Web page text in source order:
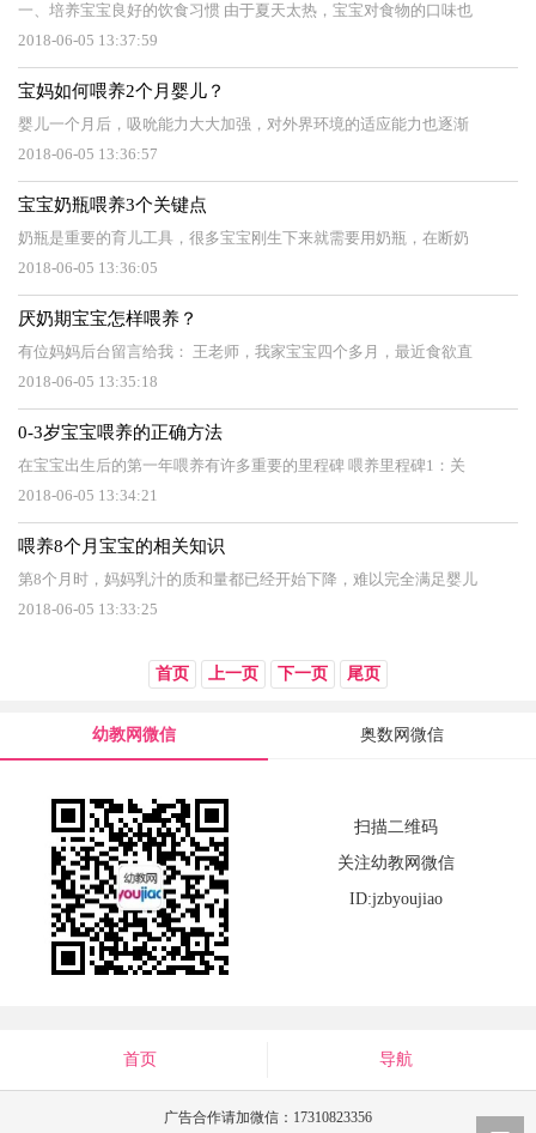
一、培养宝宝良好的饮食习惯 由于夏天太热，宝宝对食物的口味也
2018-06-05 13:37:59
宝妈如何喂养2个月婴儿？
婴儿一个月后，吸吮能力大大加强，对外界环境的适应能力也逐渐
2018-06-05 13:36:57
宝宝奶瓶喂养3个关键点
奶瓶是重要的育儿工具，很多宝宝刚生下来就需要用奶瓶，在断奶
2018-06-05 13:36:05
厌奶期宝宝怎样喂养？
有位妈妈后台留言给我： 王老师，我家宝宝四个多月，最近食欲直
2018-06-05 13:35:18
0-3岁宝宝喂养的正确方法
在宝宝出生后的第一年喂养有许多重要的里程碑 喂养里程碑1：关
2018-06-05 13:34:21
喂养8个月宝宝的相关知识
第8个月时，妈妈乳汁的质和量都已经开始下降，难以完全满足婴儿
2018-06-05 13:33:25
首页 上一页 下一页 尾页
幼教网微信 奥数网微信
扫描二维码
关注幼教网微信
ID:jzbyoujiao
首页 导航
广告合作请加微信：17310823356